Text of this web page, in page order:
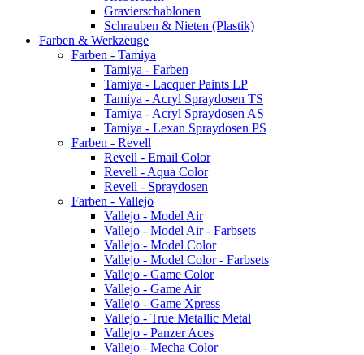
Gravierschablonen
Schrauben & Nieten (Plastik)
Farben & Werkzeuge
Farben - Tamiya
Tamiya - Farben
Tamiya - Lacquer Paints LP
Tamiya - Acryl Spraydosen TS
Tamiya - Acryl Spraydosen AS
Tamiya - Lexan Spraydosen PS
Farben - Revell
Revell - Email Color
Revell - Aqua Color
Revell - Spraydosen
Farben - Vallejo
Vallejo - Model Air
Vallejo - Model Air - Farbsets
Vallejo - Model Color
Vallejo - Model Color - Farbsets
Vallejo - Game Color
Vallejo - Game Air
Vallejo - Game Xpress
Vallejo - True Metallic Metal
Vallejo - Panzer Aces
Vallejo - Mecha Color